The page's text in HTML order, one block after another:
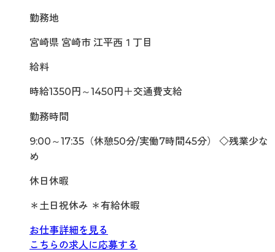
勤務地
宮崎県 宮崎市 江平西１丁目
給料
時給1350円～1450円＋交通費支給
勤務時間
9:00～17:35（休憩50分/実働7時間45分） ◇残業少な
め
休日休暇
＊土日祝休み ＊有給休暇
お仕事詳細を見る
こちらの求人に応募する